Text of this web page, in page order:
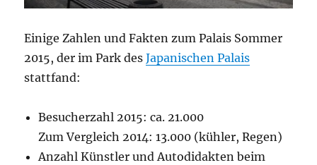
Einige Zahlen und Fakten zum Palais Sommer
2015, der im Park desJapanischen Palais
stattfand:
Besucherzahl 2015: ca. 21.000
Zum Vergleich 2014: 13.000 (kühler, Regen)
Anzahl Künstler und Autodidakten beim